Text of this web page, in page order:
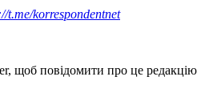
t.me/korrespondentnet
щоб повідомити про це